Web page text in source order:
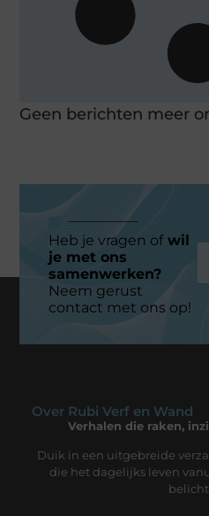
Geen berichten meer
Heb je vragen ofwil
je met ons
samenwerken?
Neem gerust
contact met ons op!
Over Rubi Verf en Wand
Verhalen die raken,
Duik in een uitgebreide
die het dagelijks leven